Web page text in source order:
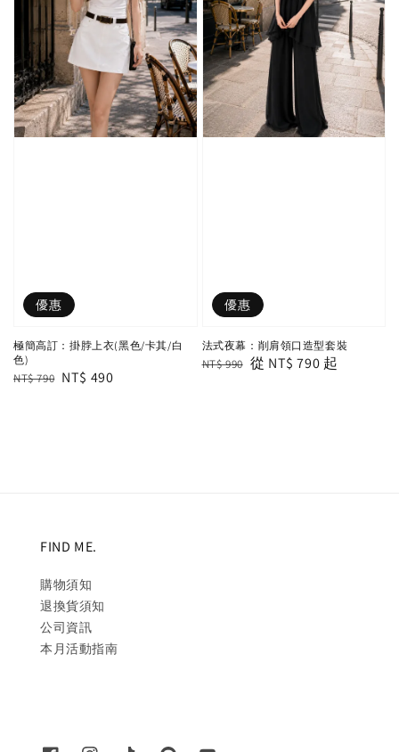
優惠
極簡高訂：掛脖上衣(黑色/卡其/白
色)
Regular
NT$ 790 Sale
NT$ 490
優惠
法式夜幕：削肩領口造型套裝
Regular
NT$ 990 Sale
從 NT$ 790 起
FIND ME.
購物須知
退換貨須知
公司資訊
本月活動指南